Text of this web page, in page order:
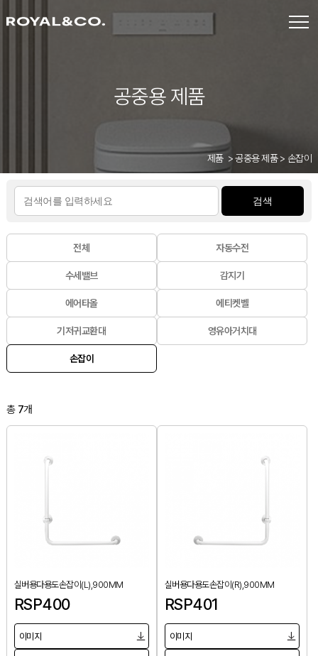
제품 공중용 제품 손잡이
공중용 제품
검색
전체 자동수전
수세밸브 감지기
에어타올 에티켓벨
기저귀교환대 영유아거치대
손잡이
총 7개
실버용다용도손잡이(L),900MM
RSP400
이미지
실버용다용도손잡이(R),900MM
RSP401
이미지